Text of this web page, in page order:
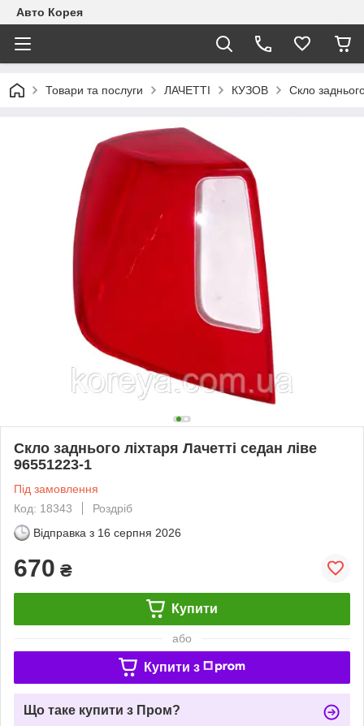
Авто Корея
Товари та послуги ЛАЧЕТТІ КУЗОВ Скло
Скло заднього ліхтаря Лачетті седан ліве
96551223-1
Під замовлення
Код: 18343
Роздріб
Відправка з 16 серпня 2026
670 ₴
Купити
або
Купити з
Що таке купити з Пром?